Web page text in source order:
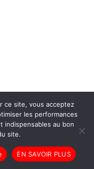
ce site, vous acceptez
les performances
indispensables au bon
site.
EN SAVOIR PLUS